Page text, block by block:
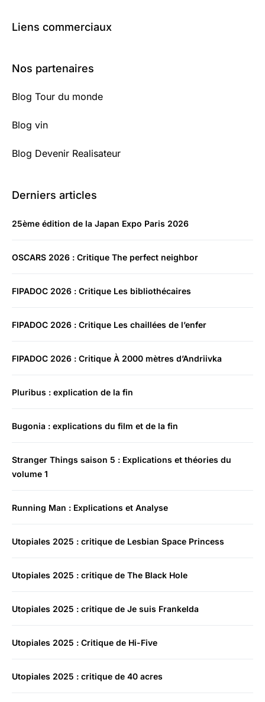
Liens commerciaux
Nos partenaires
Blog Tour du monde
Blog vin
Blog Devenir Realisateur
Derniers articles
25ème édition de la Japan Expo Paris 2026
OSCARS 2026 : Critique The perfect neighbor
FIPADOC 2026 : Critique Les bibliothécaires
FIPADOC 2026 : Critique Les chaillées de l’enfer
FIPADOC 2026 : Critique À 2000 mètres d’Andriivka
Pluribus : explication de la fin
Bugonia : explications du film et de la fin
Stranger Things saison 5 : Explications et théories du
volume 1
Running Man : Explications et Analyse
Utopiales 2025 : critique de Lesbian Space Princess
Utopiales 2025 : critique de The Black Hole
Utopiales 2025 : critique de Je suis Frankelda
Utopiales 2025 : Critique de Hi-Five
Utopiales 2025 : critique de 40 acres